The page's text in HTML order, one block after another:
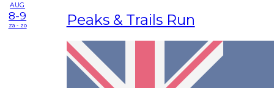
AUG
8-9
za - zo Peaks & Trails Run